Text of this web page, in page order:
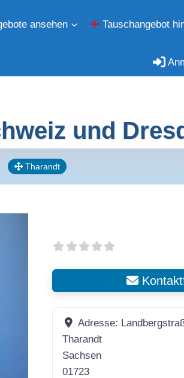
ansehen Tauschangebot
und
Tharandt
Adresse:
Tharandt
Sachsen
01723